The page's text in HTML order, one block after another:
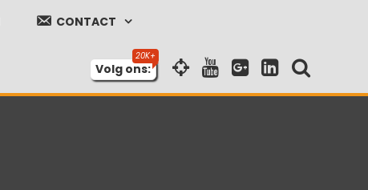
CONTACT
Volg ons: